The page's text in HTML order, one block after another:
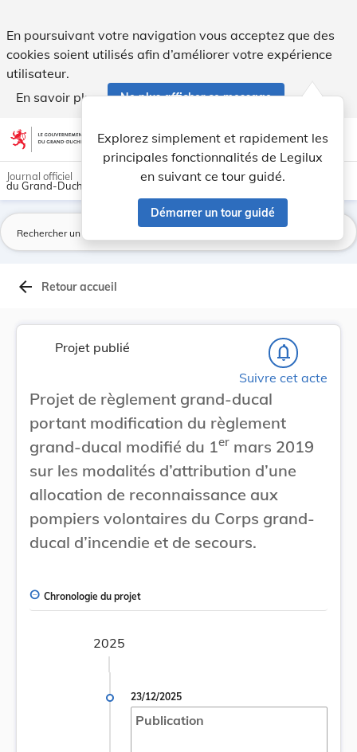
En poursuivant votre navigation vous acceptez que des
cookies soient utilisés afin d’améliorer votre expérience
utilisateur.
En savoir plus
Ne plus afficher ce message
Aller au contenu account_circle help Aide
Explorez simplement et rapidement les
principales fonctionnalités de Legilux
en suivant ce tour guidé.
Démarrer un tour guidé
light_mode dark_mode
Journal officiel
du Grand-Duché de Luxembourg
arrow_back Retour accueil
Projet publié notifications_none
Suivre cet acte
Projet de règlement grand-ducal
portant modification du règlement
grand-ducal modifié du 1er mars 2019
sur les modalités d’attribution d’une
allocation de reconnaissance aux
pompiers volontaires du Corps grand-
ducal d’incendie et de secours.
Chronologie du projet
2025
23/12/2025
Publication